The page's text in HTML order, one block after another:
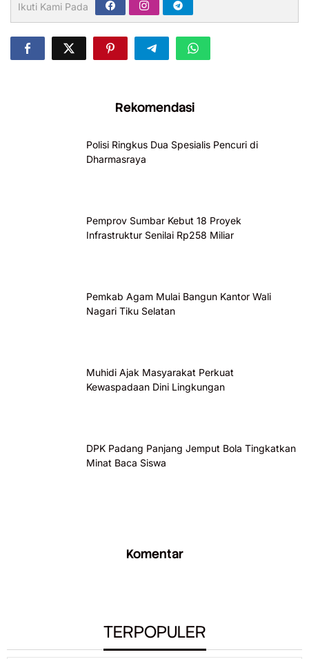
Ikuti Kami Pada
Rekomendasi
Polisi Ringkus Dua Spesialis Pencuri di
Dharmasraya
Pemprov Sumbar Kebut 18 Proyek
Infrastruktur Senilai Rp258 Miliar
Pemkab Agam Mulai Bangun Kantor Wali
Nagari Tiku Selatan
Muhidi Ajak Masyarakat Perkuat
Kewaspadaan Dini Lingkungan
DPK Padang Panjang Jemput Bola Tingkatkan
Minat Baca Siswa
Komentar
TERPOPULER